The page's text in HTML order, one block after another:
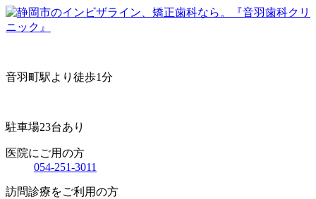
音羽町駅より徒歩1分
駐車場23台あり
医院にご用の方
054-251-3011
訪問診療をご利用の方